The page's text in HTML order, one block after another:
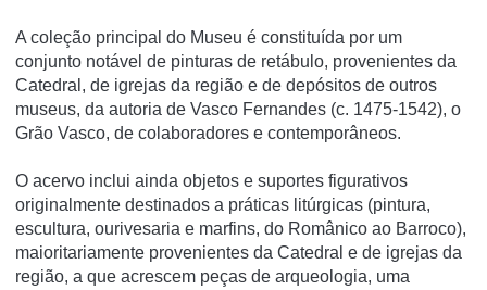
A coleção principal do Museu é constituí­da por um
conjunto notável de pinturas de retábulo, provenientes da
Catedral, de igrejas da região e de depósitos de outros
museus, da autoria de Vasco Fernandes (c. 1475-1542), o
Grão Vasco, de colaboradores e contemporâneos.
O acervo inclui ainda objetos e suportes figurativos
originalmente destinados a práticas litúrgicas (pintura,
escultura, ourivesaria e marfins, do Românico ao Barroco),
maioritariamente provenientes da Catedral e de igrejas da
região, a que acrescem peças de arqueologia, uma